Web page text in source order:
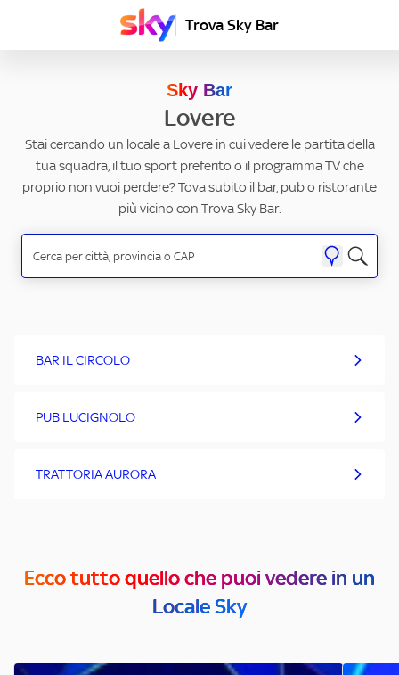
Trova Sky Bar
Sky Bar
Lovere
Stai cercando un locale a Lovere in cui vedere le partita della
tua squadra, il tuo sport preferito o il programma TV che
proprio non vuoi perdere? Tova subito il bar, pub o ristorante
più vicino con Trova Sky Bar.
BAR IL CIRCOLO
PUB LUCIGNOLO
TRATTORIA AURORA
Ecco tutto quello che puoi vedere in un
Locale Sky